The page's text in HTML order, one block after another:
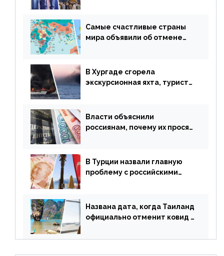
Самые счастливые страны
мира объявили об отмене
В Хургаде сгорела
экскурсионная яхта, туристы
Власти объяснили
россиянам, почему их просят
В Турции назвали главную
проблему с российскими
Названа дата, когда Таиланд
официально отменит ковид и